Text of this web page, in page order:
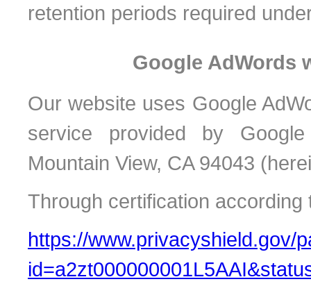
retention periods required
Google AdWords
Our website uses Google
service provided by
Mountain View, CA 94043
Through certification
https://www.privacyshield.gov/